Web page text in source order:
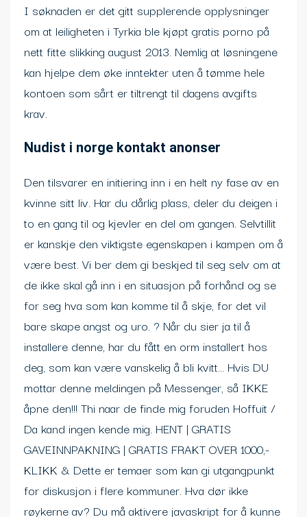
I søknaden er det gitt supplerende opplysninger
om at leiligheten i Tyrkia ble kjøpt gratis porno på
nett fitte slikking august 2013. Nemlig at løsningene
kan hjelpe dem øke inntekter uten å tømme hele
kontoen som sårt er tiltrengt til dagens avgifts
krav.
Nudist i norge kontakt anonser
Den tilsvarer en initiering inn i en helt ny fase av en
kvinne sitt liv. Har du dårlig plass, deler du deigen i
to en gang til og kjevler en del om gangen. Selvtillit
er kanskje den viktigste egenskapen i kampen om å
være best. Vi ber dem gi beskjed til seg selv om at
de ikke skal gå inn i en situasjon på forhånd og se
for seg hva som kan komme til å skje, for det vil
bare skape angst og uro. ? Når du sier ja til å
installere denne, har du fått en orm installert hos
deg, som kan være vanskelig å bli kvitt… Hvis DU
mottar denne meldingen på Messenger, så IKKE
åpne den!!! Thi naar de finde mig foruden Hoffuit /
Da kand ingen kende mig. HENT | GRATIS
GAVEINNPAKNING | GRATIS FRAKT OVER 1000,-
KLIKK & Dette er temaer som kan gi utgangpunkt
for diskusjon i flere kommuner. Hva dør ikke
røykerne av? Du må aktivere javaskript for å kunne